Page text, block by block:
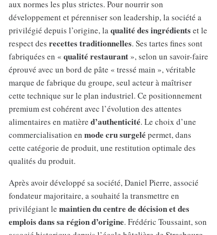
aux normes les plus strictes. Pour nourrir son
développement et pérenniser son leadership, la société a
privilégié depuis l’origine, laqualité des ingrédients et le
respect des recettes traditionnelles. Ses tartes fines sont
fabriquées en « qualité restaurant», selon un savoir-faire
éprouvé avec un bord de pâte « tressé main », véritable
marque de fabrique du groupe, seul acteur à maîtriser
cette technique sur le plan industriel. Ce positionnement
premium est cohérent avec l’évolution des attentes
alimentaires en matière d’authenticité. Le choix d’une
commercialisation en mode cru surgelé permet, dans
cette catégorie de produit, une restitution optimale des
qualités du produit.
Après avoir développé sa société, Daniel Pierre, associé
fondateur majoritaire, a souhaité la transmettre en
privilégiant le maintien du centre de décision et des
emplois dans sa région d’origine. Frédéric Toussaint, son